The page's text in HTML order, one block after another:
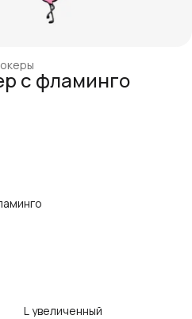
с фламинго
L увеличенный